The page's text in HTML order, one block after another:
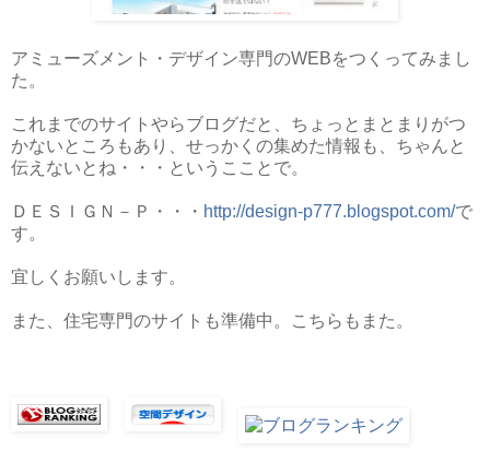
アミューズメント・デザイン専門のWEBをつくってみまし
た。
これまでのサイトやらブログだと、ちょっとまとまりがつ
かないところもあり、せっかくの集めた情報も、ちゃんと
伝えないとね・・・というこことで。
ＤＥＳＩＧＮ－Ｐ・・・ http://design-p777.blogspot.com/で
す。
宜しくお願いします。
また、住宅専門のサイトも準備中。こちらもまた。